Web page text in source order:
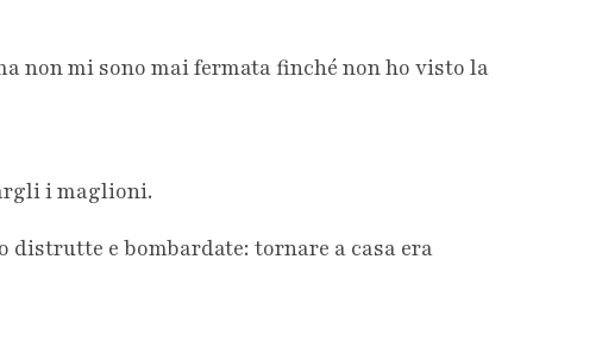
non mi sono mai fermata finché non ho visto la
i maglioni.
e bombardate: tornare a casa era